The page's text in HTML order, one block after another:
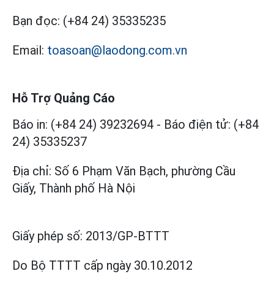
Bạn đọc: (+84 24) 35335235
Email: toasoan@laodong.com.vn
Hỗ Trợ Quảng Cáo
Báo in: (+84 24) 39232694 - Báo điện tử: (+84
24) 35335237
Địa chỉ: Số 6 Phạm Văn Bạch, phường Cầu
Giấy, Thành phố Hà Nội
Giấy phép số: 2013/GP-BTTT
Do Bộ TTTT cấp ngày 30.10.2012